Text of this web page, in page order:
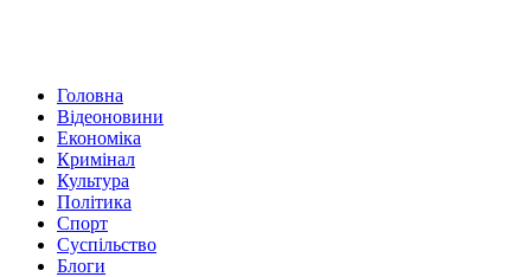
Головна
Відеоновини
Економіка
Кримінал
Культура
Політика
Спорт
Суспільство
Блоги